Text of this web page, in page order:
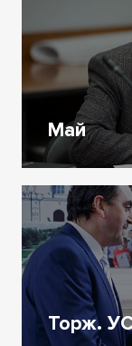
Май
Торж.